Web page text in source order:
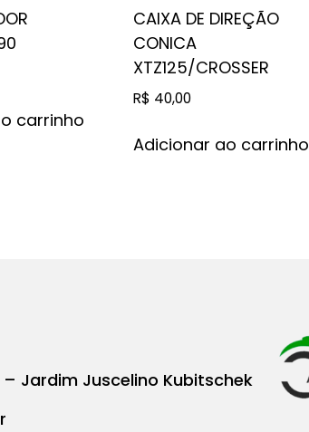
carrinho
CAIXA DE DIREÇÃO
CONICA
XTZ125/CROSSER
R$ 40,00
Adicionar ao carrinho
– Jardim Juscelino Kubitschek